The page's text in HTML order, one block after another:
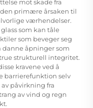
mot skade fra
primære årsaken til
værhendelser.
som kan tåle
som beveger seg
danne åpninger som
strukturell integritet.
kravene ved å
barrierefunktion selv
påvirkning fra
av vind og regn